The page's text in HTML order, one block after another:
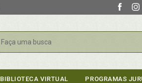
Buscar
BIBLIOTECA VIRTUAL PROGRAMAS